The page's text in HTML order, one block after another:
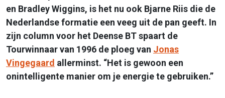
en Bradley Wiggins, is het nu ook Bjarne Riis die de
Nederlandse formatie een veeg uit de pan geeft. In
zijn column voor het Deense BT spaart de
Tourwinnaar van 1996 de ploeg van Jonas
Vingegaard allerminst. “Het is gewoon een
onintelligente manier om je energie te gebruiken.”